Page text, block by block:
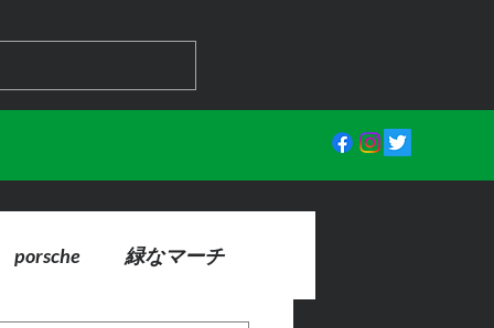
porsche 緑なマーチ